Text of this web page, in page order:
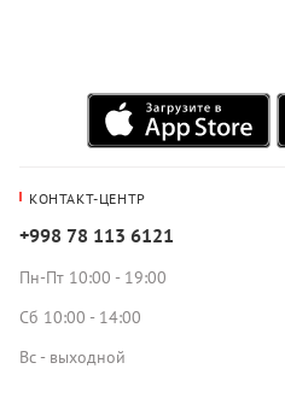
КОНТАКТ-ЦЕНТР
+998 78 113 6121
Пн-Пт 10:00 - 19:00
Сб 10:00 - 14:00
Вс - выходной